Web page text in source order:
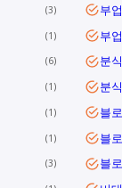
3 부
1 부
6 분
1 분
1 블
1 블
3 블